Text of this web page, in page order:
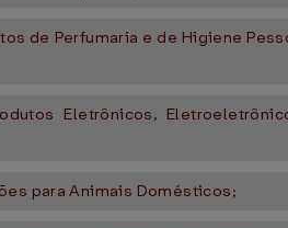
de Perfumaria e de Higiene
Eletrônicos,
para Animais Domésticos;